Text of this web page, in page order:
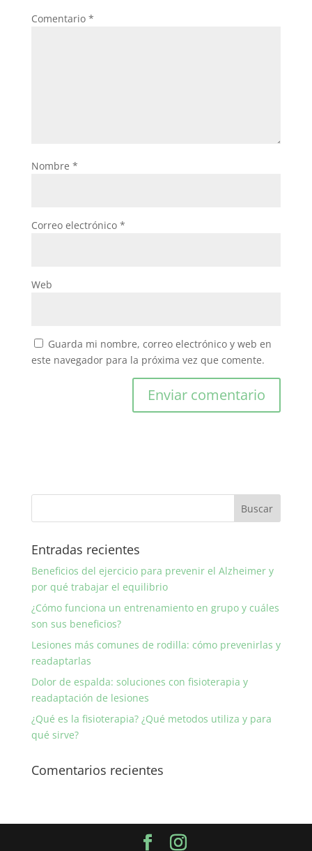
Comentario *
Nombre *
Correo electrónico *
Web
Guarda mi nombre, correo electrónico y web en
este navegador para la próxima vez que comente.
Entradas recientes
Beneficios del ejercicio para prevenir el Alzheimer y
por qué trabajar el equilibrio
¿Cómo funciona un entrenamiento en grupo y cuáles
son sus beneficios?
Lesiones más comunes de rodilla: cómo prevenirlas y
readaptarlas
Dolor de espalda: soluciones con fisioterapia y
readaptación de lesiones
¿Qué es la fisioterapia? ¿Qué metodos utiliza y para
qué sirve?
Comentarios recientes